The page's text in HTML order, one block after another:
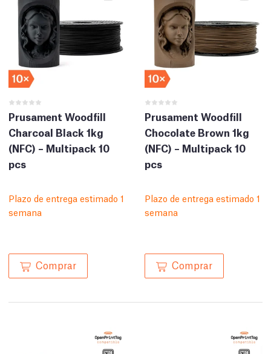
Prusament Woodfill
Charcoal Black 1kg
(NFC) – Multipack 10
pcs
Plazo de entrega estimado 1
semana
Comprar
Prusament Woodfill
Chocolate Brown 1kg
(NFC) – Multipack 10
pcs
Plazo de entrega estimado 1
semana
Comprar